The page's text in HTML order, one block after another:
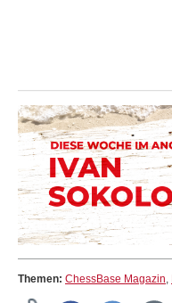
Themen: ChessBase Magazin,